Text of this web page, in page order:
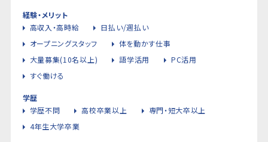
経験・メリット
高収入・高時給
日払い/週払い
オープニングスタッフ
体を動かす仕事
大量募集(10名以上)
語学活用
PC活用
すぐ働ける
学歴
学歴不問
高校卒業以上
専門・短大卒以上
4年生大学卒業